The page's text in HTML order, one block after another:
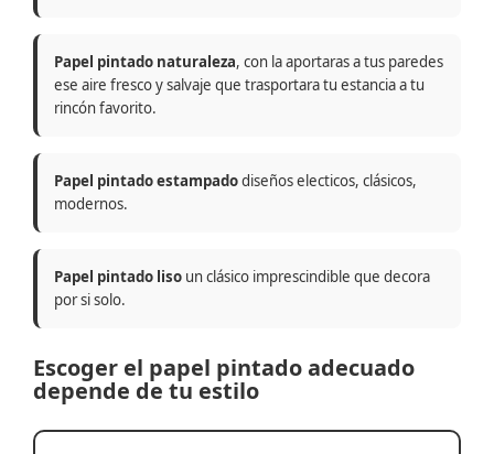
Papel pintado naturaleza, con la aportaras a tus paredes
ese aire fresco y salvaje que trasportara tu estancia a tu
rincón favorito.
Papel pintado estampadodiseños electicos, clásicos,
modernos.
Papel pintado liso un clásico imprescindible que decora
por si solo.
Escoger el papel pintado adecuado
depende de tu estilo